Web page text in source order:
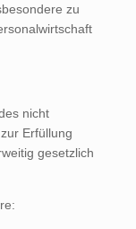
zu
nicht
Erfüllung
gesetzlich